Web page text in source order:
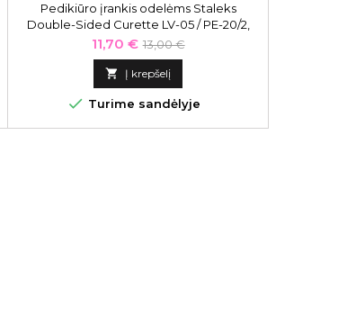
Pedikiūro įrankis odelėms Staleks
Double-Sided Curette LV-05 / PE-20/2,
dvipusis
Kaina
11,70 € Bazinė
kaina
13,00 €
 Į krepšelį
 Turime sandėlyje